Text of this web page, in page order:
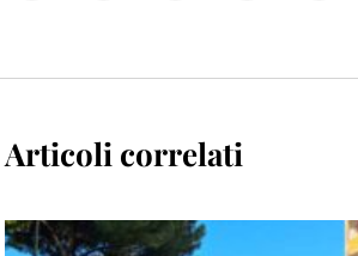
Articoli correlati